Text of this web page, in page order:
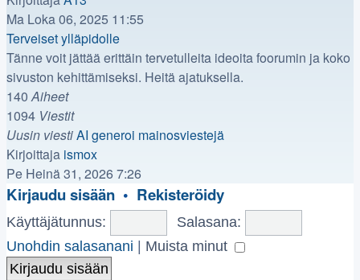
uusin
viesti
Ma Loka 06, 2025 11:55
Terveiset ylläpidolle
Tänne voit jättää erittäin tervetulleita ideoita foorumin ja koko
sivuston kehittämiseksi. Heitä ajatuksella.
140Aiheet
1094 Viestit
Uusin viestiAI generoi mainosviestejä
Kirjoittaja ismox
uusin
viesti
Pe Heinä 31, 2026 7:26
Kirjaudu sisään • Rekisteröidy
Käyttäjätunnus:
Salasana:
Unohdin salasanani
Muista minut